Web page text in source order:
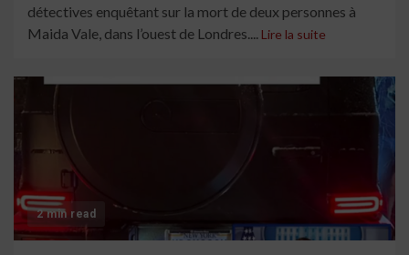
détectives enquêtant sur la mort de deux personnes à
Maida Vale, dans l’ouest de Londres.... Lire la suite
2 min read